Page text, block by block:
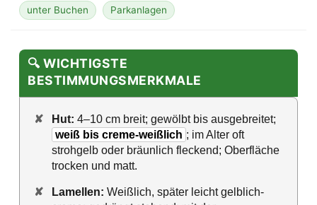
unter Buchen
Parkanlagen
🔍 WICHTIGSTE
BESTIMMUNGSMERKMALE
✘ Hut: 4–10 cm breit; gewölbt bis ausgebreitet;
weiß bis creme-weißlich ; im Alter oft
strohgelb oder bräunlich fleckend; Oberfläche
trocken und matt.
✘ Lamellen: Weißlich, später leicht gelblich-